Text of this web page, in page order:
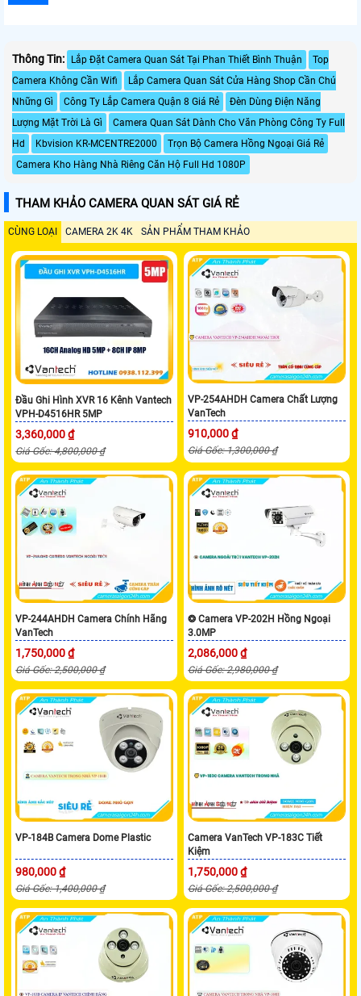
Thông Tin: Lắp Đặt Camera Quan Sát Tại Phan Thiết Bình Thuận
Top
Camera Không Cần Wifi
Lắp Camera Quan Sát Cửa Hàng Shop Cần Chú
Những Gì
Công Ty Lắp Camera Quận 8 Giá Rẻ
Đèn Dùng Điện Năng
Lượng Mặt Trời Là Gì
Camera Quan Sát Dành Cho Văn Phòng Công Ty Full
Hd
Kbvision KR-MCENTRE2000
Trọn Bộ Camera Hồng Ngoại Giá Rẻ
Camera Kho Hàng Nhà Riêng Căn Hộ Full Hd 1080P
THAM KHẢO CAMERA QUAN SÁT GIÁ RẺ
CÙNG LOẠI CAMERA 2K 4K SẢN PHẨM THAM KHẢO
Đầu Ghi Hình XVR 16 Kênh Vantech
VPH-D4516HR 5MP
3,360,000 ₫
Giá Gốc: 4,800,000 ₫
VP-254AHDH Camera Chất Lượng
VanTech
910,000 ₫
Giá Gốc: 1,300,000 ₫
VP-244AHDH Camera Chính Hãng
VanTech
1,750,000 ₫
Giá Gốc: 2,500,000 ₫
❂ Camera VP-202H Hồng Ngoại
3.0MP
2,086,000 ₫
Giá Gốc: 2,980,000 ₫
VP-184B Camera Dome Plastic
980,000 ₫
Giá Gốc: 1,400,000 ₫
Camera VanTech VP-183C Tiết
Kiệm
1,750,000 ₫
Giá Gốc: 2,500,000 ₫